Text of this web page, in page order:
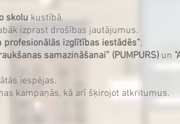
skolu kustībā.
izprast drošības jautājumus.
izglītības iestādēs”;
samazināšanai” (PUMPURS) un
iespējas.
kampaņās, kā arī šķirojot atkritumus.